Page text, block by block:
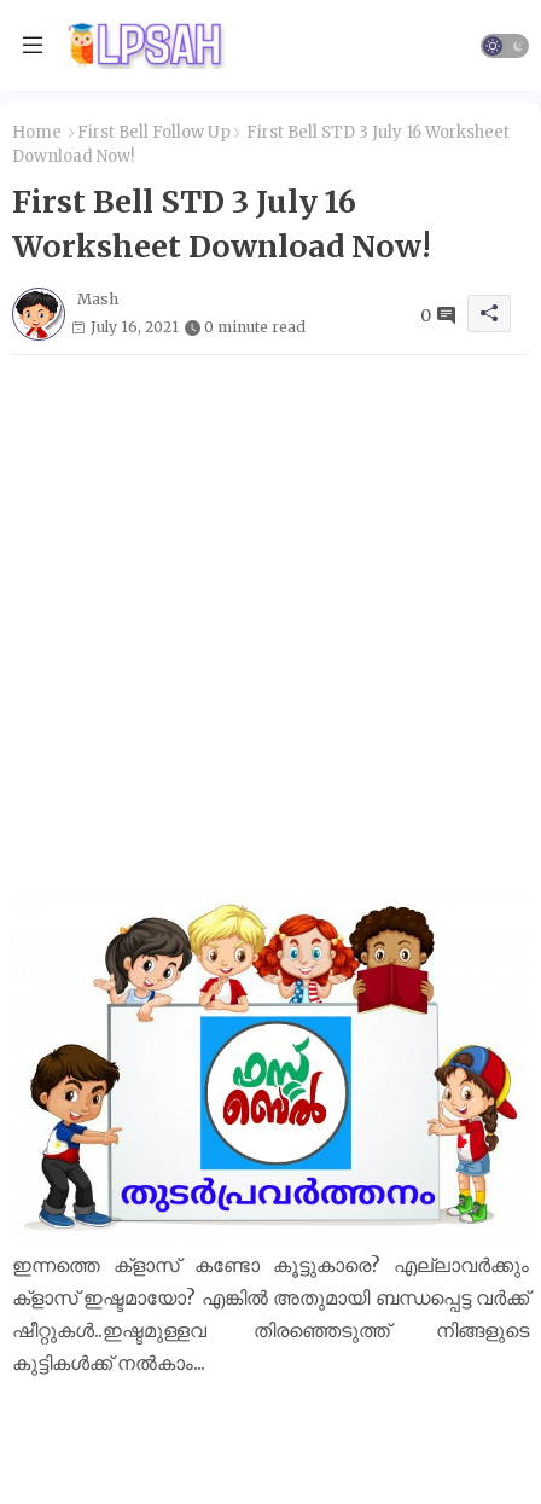
Home First Bell Follow Up
First Bell STD 3 July 16 Worksheet
Download Now!
First Bell STD 3 July 16
Worksheet Download Now!
Mash
July 16, 2021
0 minute read
0
ഇന്നത്തെ ക്‌ളാസ് കണ്ടോ കൂട്ടുകാരെ? എല്ലാവർക്കും
ക്‌ളാസ് ഇഷ്ടമായോ? എങ്കിൽ അതുമായി ബന്ധപ്പെട്ട വർക്ക്
ഷീറ്റുകൾ..ഇഷ്ടമുള്ളവ തിരഞ്ഞെടുത്ത് നിങ്ങളുടെ
കുട്ടികൾക്ക് നൽകാം...